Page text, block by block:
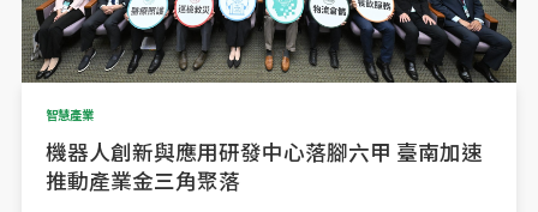
機器人創新與應用研發中心落腳六甲 臺南加速
推動產業金三角聚落
智慧產業